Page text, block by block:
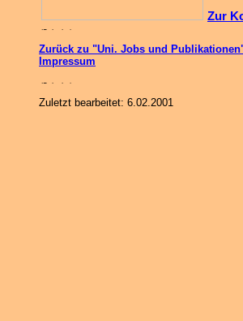
Zur
Zurück zu "Uni. Jobs und
Impressum
Zuletzt bearbeitet: 6.02.2001